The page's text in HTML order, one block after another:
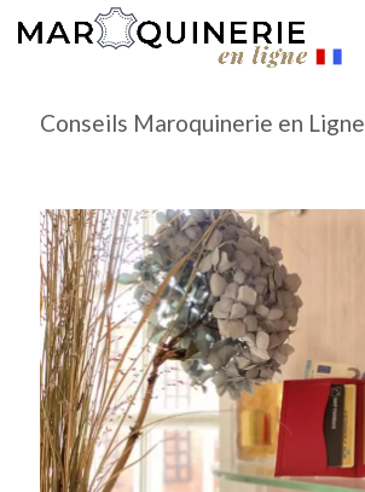
Conseils Maroquinerie en Ligne